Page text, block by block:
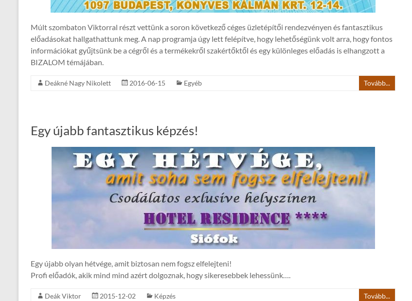
Múlt szombaton Viktorral részt vettünk a soron következő céges üzletépítői rendezvényen és fantasztikus
előadásokat hallgathattunk meg. A nap programja úgy lett felépítve, hogy lehetőségünk volt arra, hogy fontos
információkat gyűjtsünk be a cégről és a termékekről szakértőktől és egy különleges előadás is elhangzott a
BIZALOM témájában.
Deákné Nagy Nikolett 2016-06-15 Egyéb Tovább...
Egy újabb fantasztikus képzés!
Egy újabb olyan hétvége, amit biztosan nem fogsz elfelejteni!
Profi előadók, akik mind mind azért dolgoznak, hogy sikeresebbek lehessünk….
Deák Viktor 2015-12-02 Képzés Tovább...